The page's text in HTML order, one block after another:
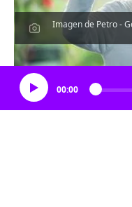
Imagen de Petro -
00:00